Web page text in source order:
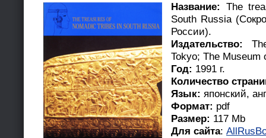
Название: The
South Russia
России).
Издательство:
Tokyo; The Museum
Год: 1991 г.
Количество
Язык: японский,
Формат: pdf
Размер: 117 Mb
Для сайта: